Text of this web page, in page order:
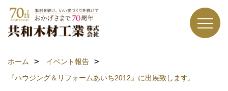
ホーム
イベント報告
『ハウジング＆リフォームあいち2012』に出展致します。